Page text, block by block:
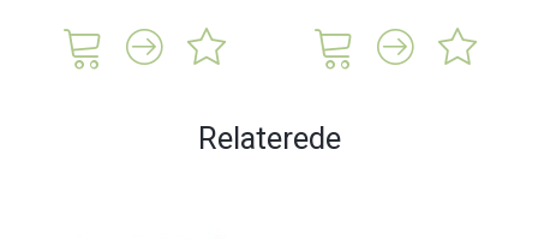
Relaterede